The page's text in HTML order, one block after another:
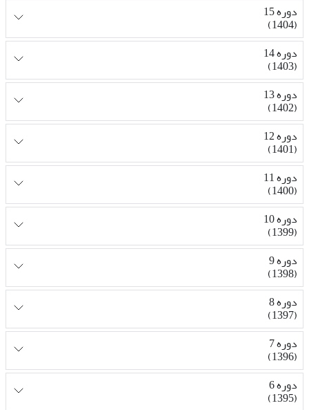
دوره 15
(1404)
دوره 14
(1403)
دوره 13
(1402)
دوره 12
(1401)
دوره 11
(1400)
دوره 10
(1399)
دوره 9
(1398)
دوره 8
(1397)
دوره 7
(1396)
دوره 6
(1395)